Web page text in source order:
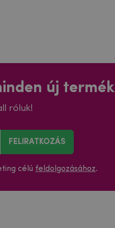
új termék
róluk!
FELIRATKOZÁS
célú feldolgozásához.